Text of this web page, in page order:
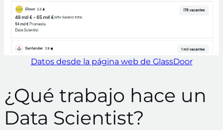
Datos desde la página web de GlassDoor
¿Qué trabajo hace un
Data Scientist?